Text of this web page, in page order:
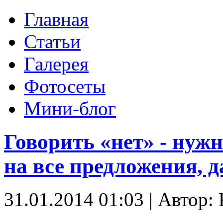
Главная
Статьи
Галерея
Фотосеты
Мини-блог
Говорить «нет» -
на все предложения,
31.01.2014 01:03 | Автор: